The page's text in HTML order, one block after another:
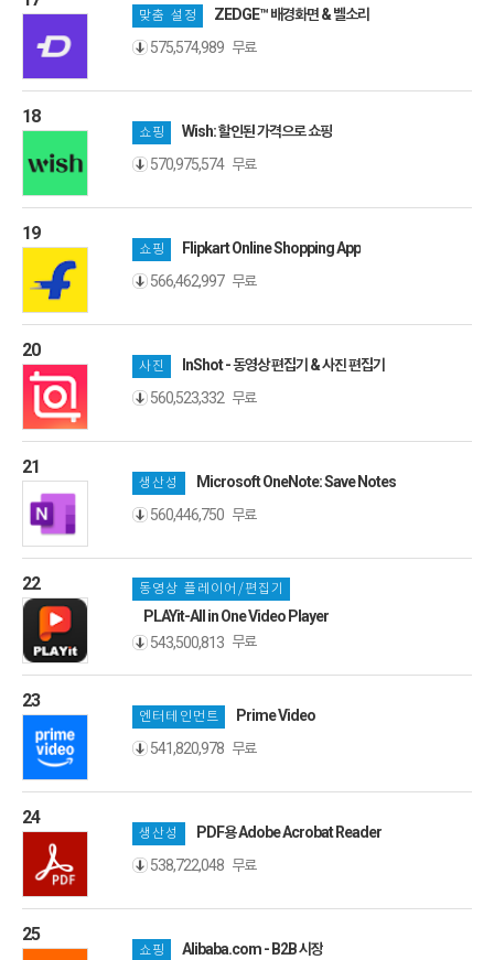
맞춤 설정
ZEDGE™ 배경화면 & 벨소리
575,574,989 무료
18
쇼핑
Wish: 할인된 가격으로 쇼핑
570,975,574 무료
19
쇼핑
Flipkart Online Shopping App
566,462,997 무료
20
사진
InShot - 동영상 편집기 & 사진 편집기
560,523,332 무료
21
생산성
Microsoft OneNote: Save Notes
560,446,750 무료
22 동영상 플레이어/편집기
PLAYit-All in One Video Player
543,500,813 무료
23
엔터테인먼트
Prime Video
541,820,978 무료
24
생산성
PDF용 Adobe Acrobat Reader
538,722,048 무료
25
쇼핑 Alibaba.com - B2B 시장